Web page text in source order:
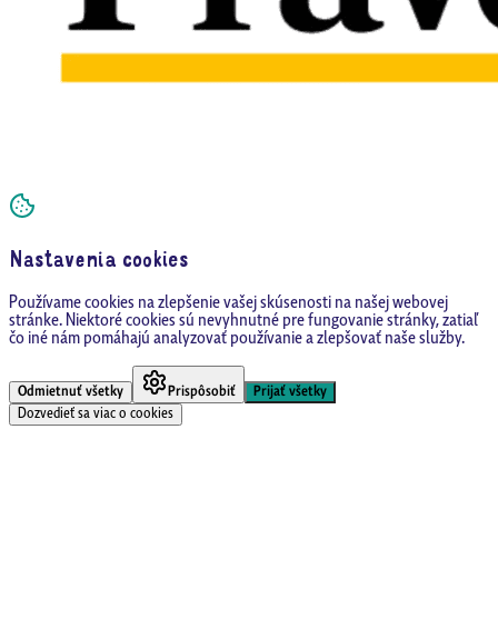
Nastavenia cookies
Používame cookies na zlepšenie vašej skúsenosti na našej webovej
stránke. Niektoré cookies sú nevyhnutné pre fungovanie stránky, zatiaľ
čo iné nám pomáhajú analyzovať používanie a zlepšovať naše služby.
Odmietnuť všetky Prispôsobiť
Prijať všetky
Dozvedieť sa viac o cookies